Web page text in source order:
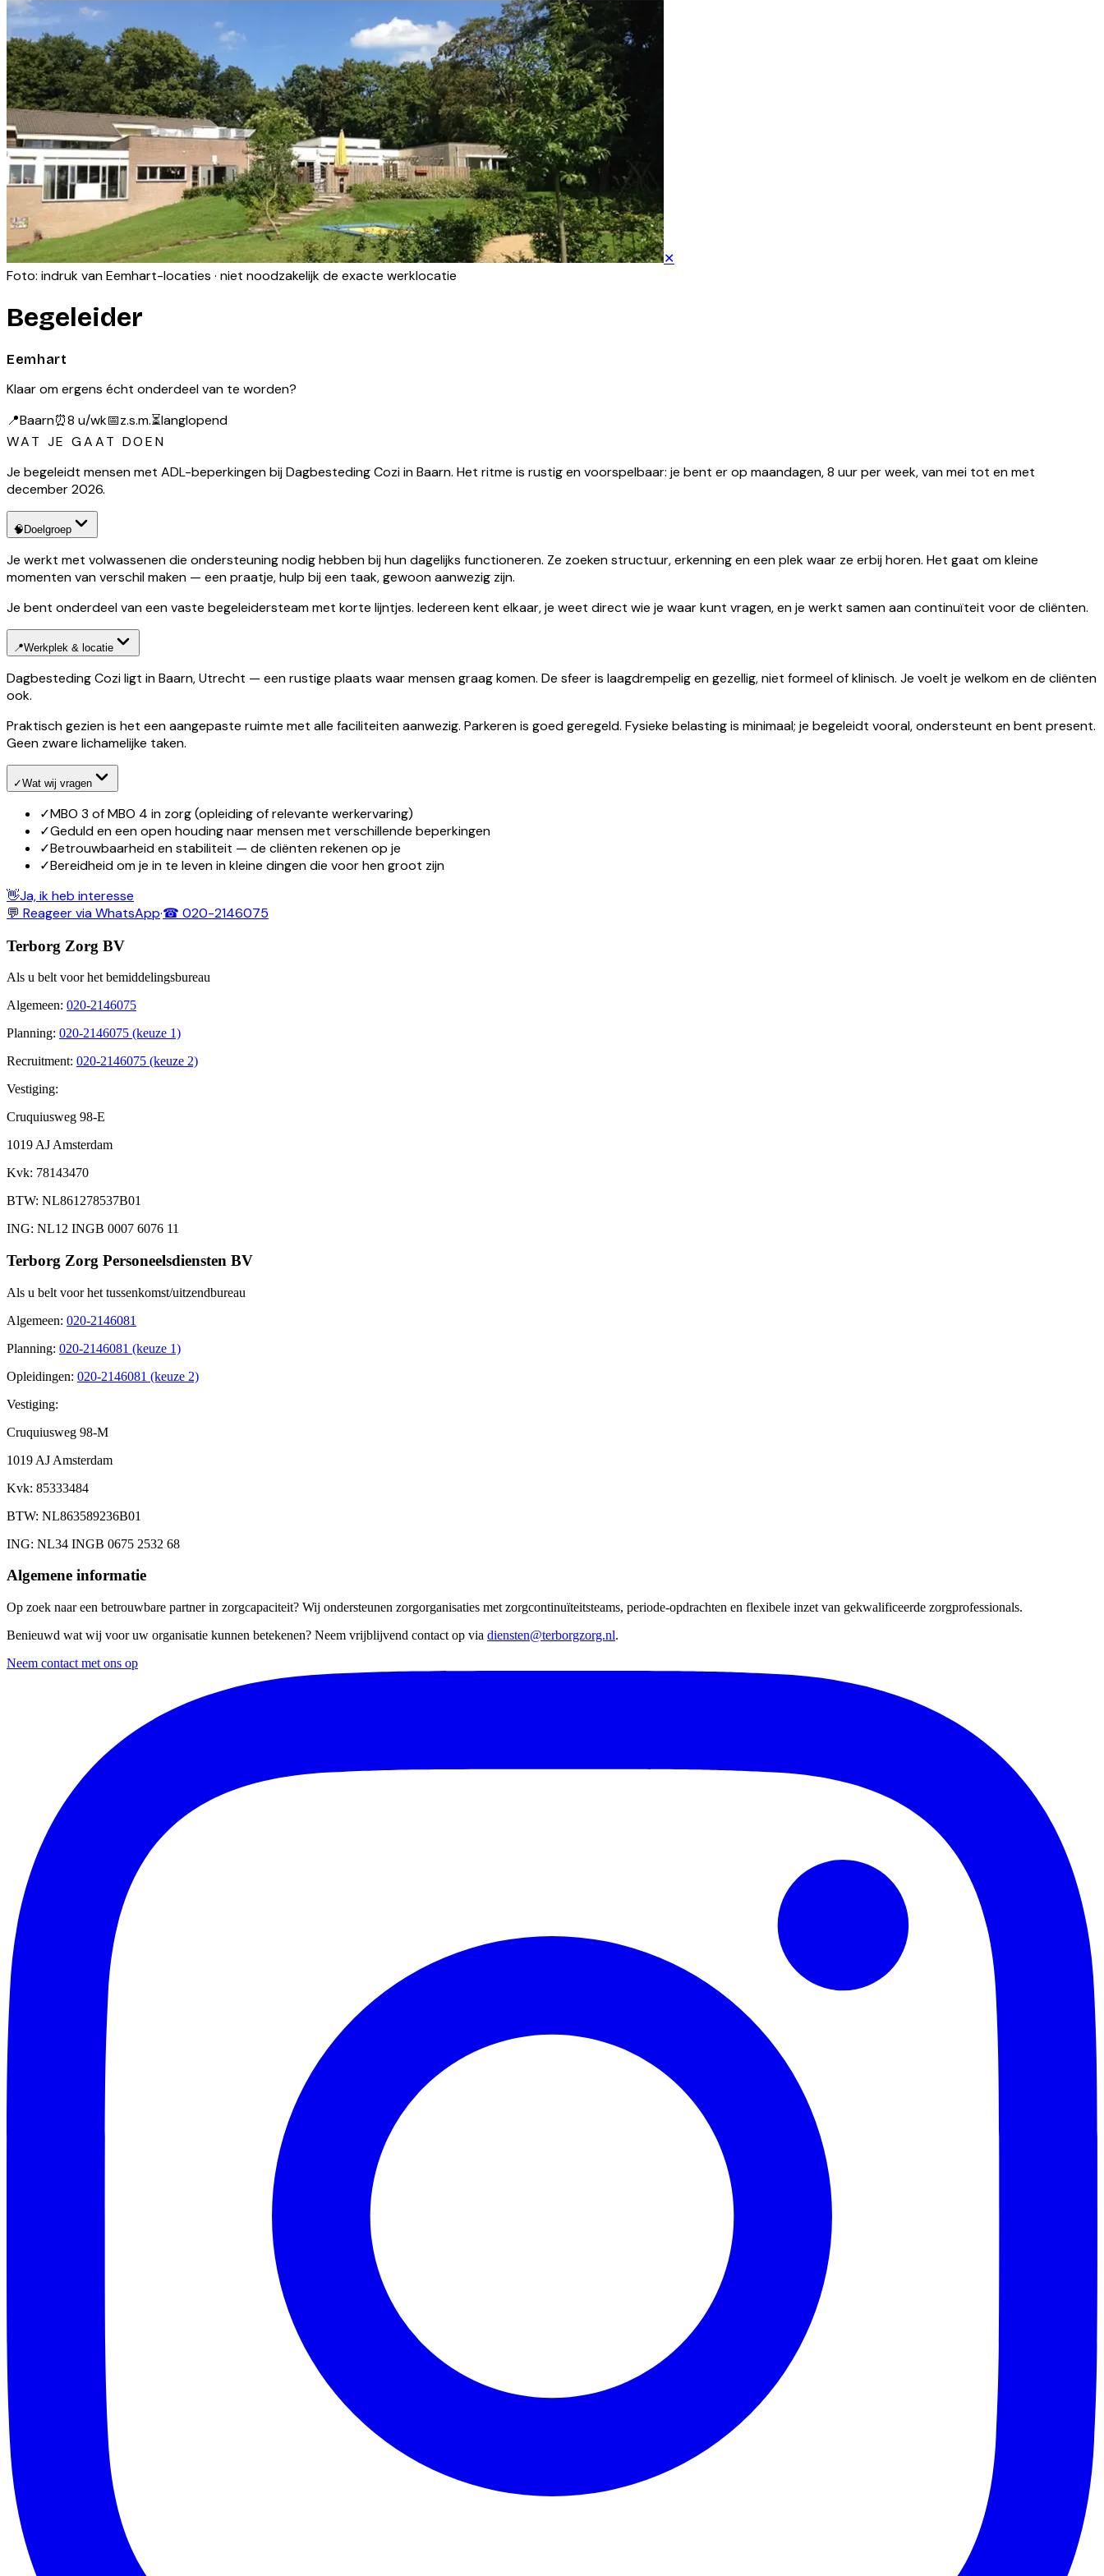
✕
Foto: indruk vanEemhart-locaties · niet noodzakelijk de exacte werklocatie
Begeleider
Eemhart
Klaar om ergens écht onderdeel van te worden?
📍Baarn⏰8 u/wk📅z.s.m.⏳langlopend
WAT JE GAAT DOEN
Je begeleidt mensen met ADL-beperkingen bij Dagbesteding Cozi in Baarn. Het ritme is rustig en voorspelbaar: je bent er op maandagen, 8 uur per week, van mei tot en met
december 2026.
🧠 Doelgroep
Je werkt met volwassenen die ondersteuning nodig hebben bij hun dagelijks functioneren. Ze zoeken structuur, erkenning en een plek waar ze erbij horen. Het gaat om kleine
momenten van verschil maken — een praatje, hulp bij een taak, gewoon aanwezig zijn.
Je bent onderdeel van een vaste begeleidersteam met korte lijntjes. Iedereen kent elkaar, je weet direct wie je waar kunt vragen, en je werkt samen aan continuïteit voor de cliënten.
📍Werkplek & locatie
Dagbesteding Cozi ligt in Baarn, Utrecht — een rustige plaats waar mensen graag komen. De sfeer is laagdrempelig en gezellig, niet formeel of klinisch. Je voelt je welkom en de cliënten
ook.
Praktisch gezien is het een aangepaste ruimte met alle faciliteiten aanwezig. Parkeren is goed geregeld. Fysieke belasting is minimaal; je begeleidt vooral, ondersteunt en bent present.
Geen zware lichamelijke taken.
✓Wat wij vragen
✓MBO 3 of MBO 4 in zorg (opleiding of relevante werkervaring)
✓Geduld en een open houding naar mensen met verschillende beperkingen
✓Betrouwbaarheid en stabiliteit — de cliënten rekenen op je
✓Bereidheid om je in te leven in kleine dingen die voor hen groot zijn
👋Ja, ik heb interesse
💬 Reageer via WhatsApp·☎ 020-2146075
Terborg Zorg BV
Als u belt voor het bemiddelingsbureau
Algemeen: 020-2146075
Planning: 020-2146075 (keuze 1)
Recruitment: 020-2146075 (keuze 2)
Vestiging:
Cruquiusweg 98-E
1019 AJ Amsterdam
Kvk: 78143470
BTW: NL861278537B01
ING: NL12 INGB 0007 6076 11
Terborg Zorg Personeelsdiensten BV
Als u belt voor het tussenkomst/uitzendbureau
Algemeen: 020-2146081
Planning: 020-2146081 (keuze 1)
Opleidingen: 020-2146081 (keuze 2)
Vestiging:
Cruquiusweg 98-M
1019 AJ Amsterdam
Kvk: 85333484
BTW: NL863589236B01
ING: NL34 INGB 0675 2532 68
Algemene informatie
Op zoek naar een betrouwbare partner in zorgcapaciteit? Wij ondersteunen zorgorganisaties met zorgcontinuïteitsteams, periode-opdrachten en flexibele inzet van gekwalificeerde zorgprofessionals.
Benieuwd wat wij voor uw organisatie kunnen betekenen? Neem vrijblijvend contact op via diensten@terborgzorg.nl.
Neem contact met ons op